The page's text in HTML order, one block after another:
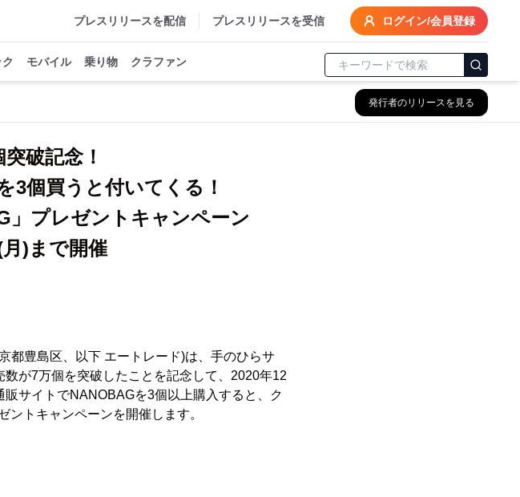
プレスリリースを配信 プレスリリースを受信 ログイン/会員登録
モバイル 乗り物 クラファン
発行者のリリースを見る
破記念！
3個買うと付いてくる！
」プレゼントキャンペーン
)まで開催
都豊島区、以下 エートレード)は、手のひらサ
が7万個を突破したことを記念して、2020年12
サイトでNANOBAGを3個以上購入すると、ク
ントキャンペーンを開催します。